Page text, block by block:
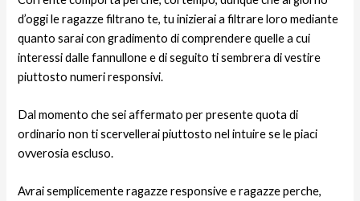
d’oggi le ragazze filtrano te, tu inizierai a filtrare loro mediante
quanto sarai con gradimento di comprendere quelle a cui
interessi dalle fannullone e di seguito ti sembrera di vestire
piuttosto numeri responsivi.
Dal momento che sei affermato per presente quota di
ordinario non ti scervellerai piuttosto nel intuire se le piaci
ovverosia escluso.
Avrai semplicemente ragazze responsive e ragazze perche,